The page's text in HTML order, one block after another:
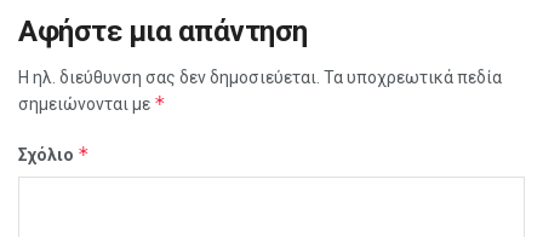
Αφήστε μια απάντηση
Η ηλ. διεύθυνση σας δεν δημοσιεύεται. Τα υποχρεωτικά πεδία
σημειώνονται με *
Σχόλιο *